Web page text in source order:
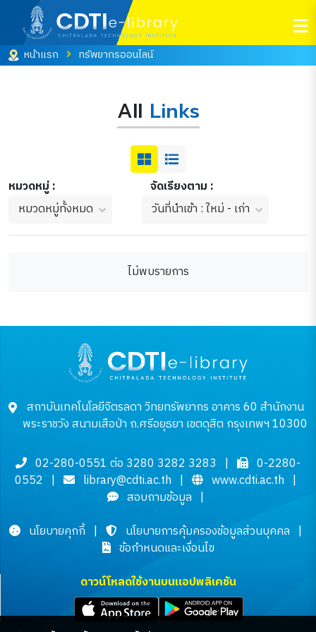
หน้าแรก ทรัพยากรออนไลน์
All Links
หมวดหมู่ :
หมวดหมู่ทั้งหมด
จัดเรียงตาม :
วันที่นำเข้า : ใหม่ - เก่า
ไม่พบรายการ
สถาบันเทคโนโลยีจิตรลดา วิทยทรัพยากร อาคาร 60 สำนักงาน
พระราชวัง สนามเสือป่า ถ.ศรีอยุธยา เขตดุสิต กรุงเทพฯ 10300
02-280-0551 ต่อ 3280 3282 3283 |
0-2280-
0552 | library@cdti.ac.th | www.cdti.ac.th |
สอบถามข้อมูล |
นโยบายคุกกี้ | นโยบายการคุ้มครองข้อมูลส่วนบุคคล |
ข้อกำหนดและเงื่อนไข
ดาวน์โหลดใช้งานบนแอปพลิเคชัน